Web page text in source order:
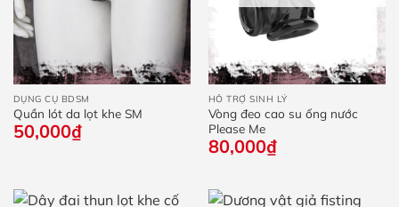
DỤNG CỤ BDSM
Quần lót da lọt khe SM
50,000₫
HỖ TRỢ SINH LÝ
Vòng đeo cao su ống nước
Please Me
80,000₫